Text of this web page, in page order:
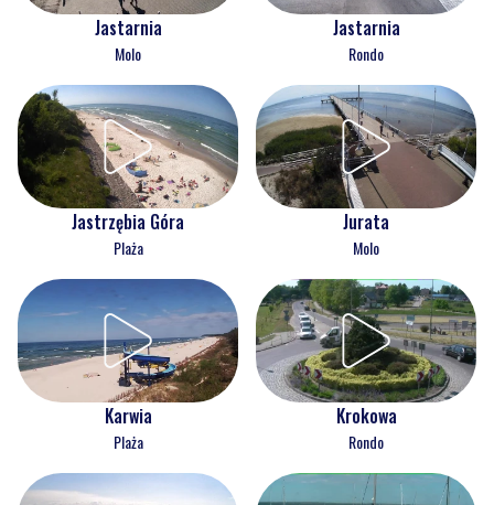
Jastarnia
Molo
Jastarnia
Rondo
Jastrzębia Góra
Plaża
Jurata
Molo
Karwia
Plaża
Krokowa
Rondo